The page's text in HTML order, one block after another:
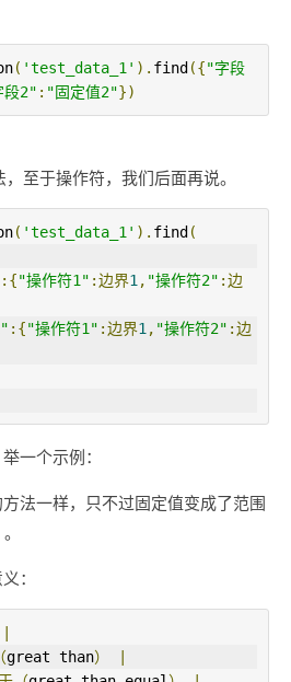
( 'test_data_1' ). find ({"字段
段2" : "固定值2"})
至于操作符，我们后面再说。
( 'test_data_1' ). find (
:{"操作符1" :边界1, "操作符2" :边
:{"操作符1" :边界1, "操作符2" :边
一个示例：
法一样，只不过固定值变成了范围
：
great than）